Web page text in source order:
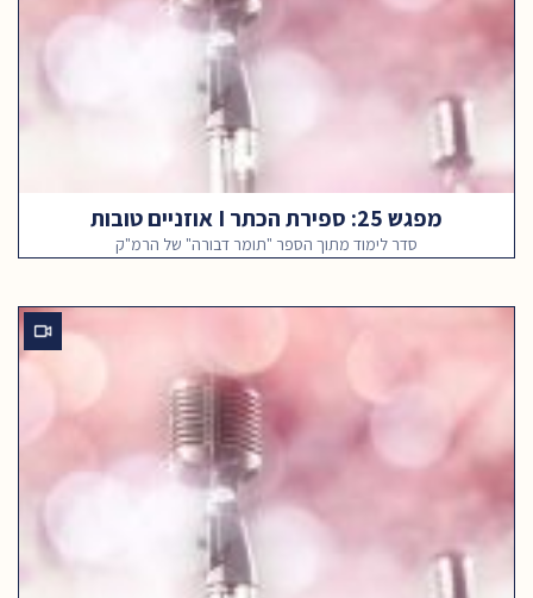
מפגש 25: ספירת הכתר I אוזניים טובות
סדר לימוד מתוך הספר "תומר דבורה" של הרמ"ק